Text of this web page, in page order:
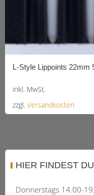
L-Style Lippoints 22mm
inkl. MwSt.
zzgl. Versandkosten
Varianten
HIER FINDEST
Donnerstags 14.00-